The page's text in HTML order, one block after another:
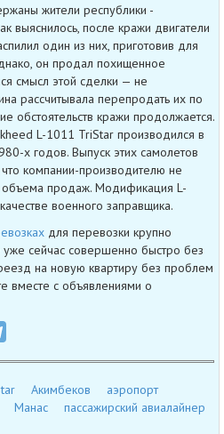
жители республики -
выяснилось, после кражи двигатели
один из них, приготовив для
он продал похищенное
смысл этой сделки — не
рассчитывала перепродать их по
обстоятельств кражи продолжается.
L-1011 TriStar производился в
х годов. Выпуск этих самолетов
компании-производителю не
объема продаж. Модификация L-
военного заправщика.
для перевозки крупно
сейчас совершенно быстро без
на новую квартиру без проблем
вместе с объявлениями о
Акимбеков
аэропорт
Манас
пассажирский авиалайнер